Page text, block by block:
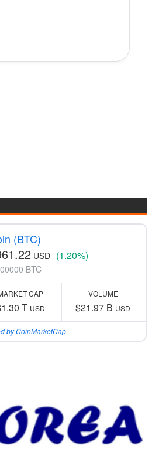
(BTC)
USD (1.20%)
BTC
CAP
T USD
VOLUME
$21.97 B USD
by CoinMarketCap